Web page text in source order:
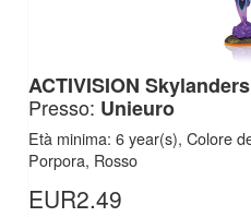
ACTIVISION
Presso: Unieuro
Età minima: 6 year(s), Colore
Porpora, Rosso
EUR2.49